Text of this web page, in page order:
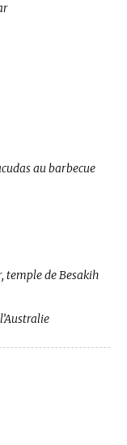
au barbecue
temple de Besakih